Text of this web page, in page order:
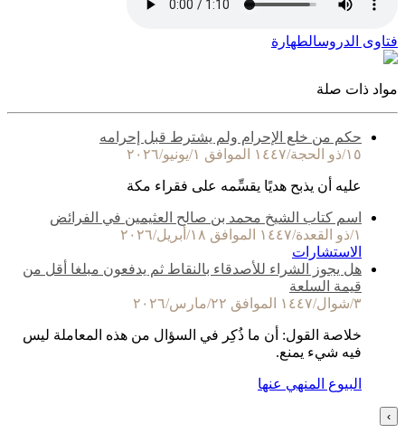
فتاوى الدروسالطهارة
مواد ذات صلة
حكم من خلع الإحرام ولم يشترط قبل إحرامه
١٥/ذو الحجة/١٤٤٧ الموافق ١/يونيو/٢٠٢٦
عليه أن يذبح هديًا يقسِّمه على فقراء مكة
اسم كتاب الشيخ محمد بن صالح العثيمين في الفرائض
١/ذو القعدة/١٤٤٧ الموافق ١٨/أبريل/٢٠٢٦
الاستشارات
هل يجوز الشراء للأصدقاء بالنقاط ثم يدفعون مبلغا أقل من
قيمة السلعة
٣/شوال/١٤٤٧ الموافق ٢٢/مارس/٢٠٢٦
خلاصة القول: أن ما ذُكِر في السؤال من هذه المعاملة ليس
فيه شيء يمنع.
البيوع المنهي عنها
›